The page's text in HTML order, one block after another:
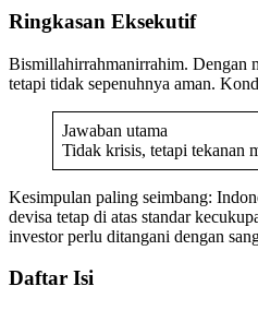
Ringkasan Eksekutif
Bismillahirrahmanirrahim. Dengan
tetapi tidak sepenuhnya aman.
Jawaban utama
Tidak krisis, tetapi tekanan
Kesimpulan paling seimbang:
devisa tetap di atas standar
investor perlu ditangani dengan
Daftar Isi